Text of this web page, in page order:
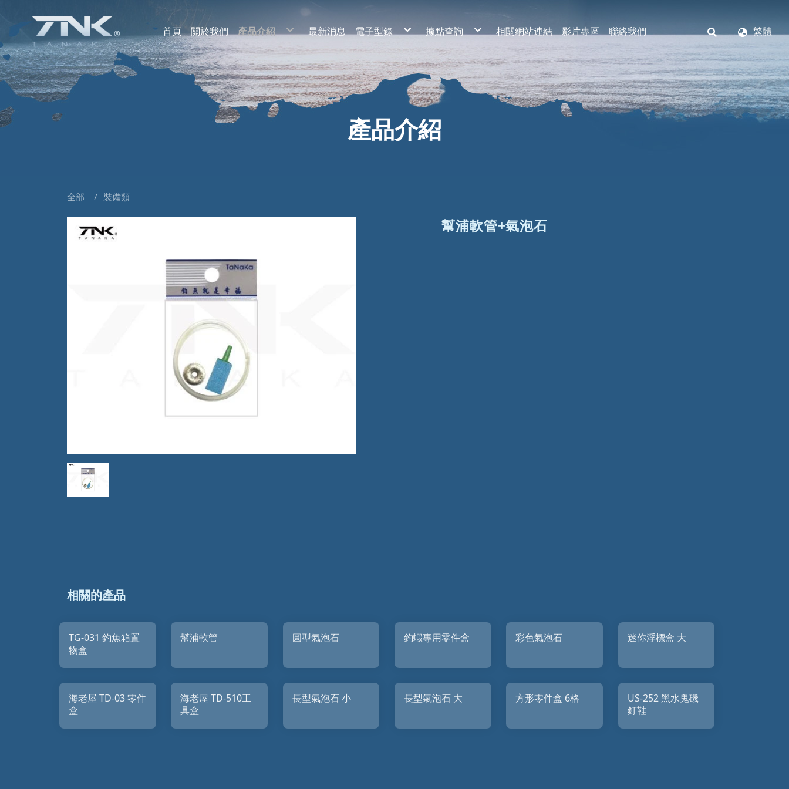
繁體
首頁 關於我們 產品介紹
小道具
釣線類
浮標類
假餌類
剪鉗類
裝備類
部品類
最新消息 電子型錄
2020年 幸福漁具目錄 - 魚鈎類
2020年 幸福漁具目錄 - 浮標類
2020年 幸福漁具目錄 - 假餌類
2020年 幸福漁具目錄 - 部品類
2020年 幸福漁具目錄 - 裝備類
據點查詢
台北市
桃園市
新竹市
新竹縣
苗栗縣
台中市
彰化縣
雲林縣
南投縣
高雄市
屏東縣
宜蘭縣
花蓮縣
相關網站連結 影片專區 聯絡我們
產品介紹
幫浦軟管+氣泡石
相關的產品
TG-031 釣魚箱置
物盒
幫浦軟管 圓型氣泡石 釣蝦專用零件盒 彩色氣泡石 迷你浮標盒 大
海老屋 TD-03 零件
盒
海老屋 TD-510工
具盒
長型氣泡石 小 長型氣泡石 大 方形零件盒 6格
US-252 黑水鬼磯
釘鞋
全部 裝備類